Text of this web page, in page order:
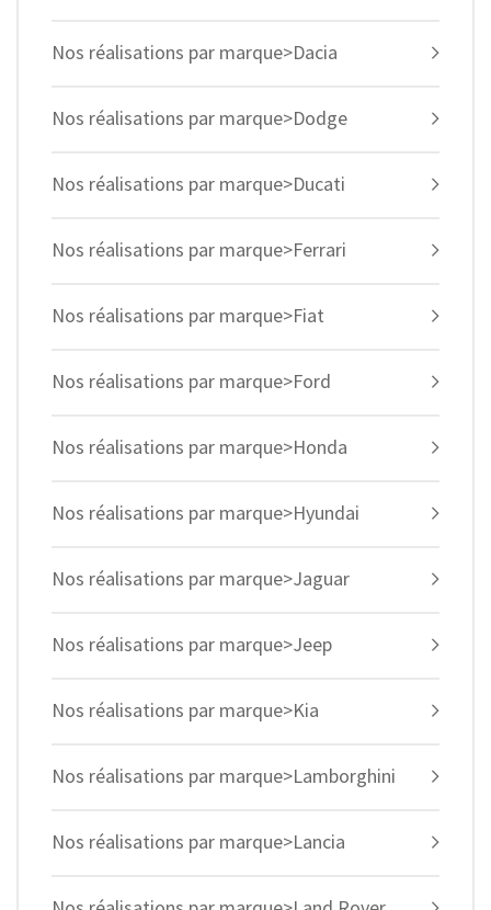
Nos réalisations par marque>Dacia
Nos réalisations par marque>Dodge
Nos réalisations par marque>Ducati
Nos réalisations par marque>Ferrari
Nos réalisations par marque>Fiat
Nos réalisations par marque>Ford
Nos réalisations par marque>Honda
Nos réalisations par marque>Hyundai
Nos réalisations par marque>Jaguar
Nos réalisations par marque>Jeep
Nos réalisations par marque>Kia
Nos réalisations par marque>Lamborghini
Nos réalisations par marque>Lancia